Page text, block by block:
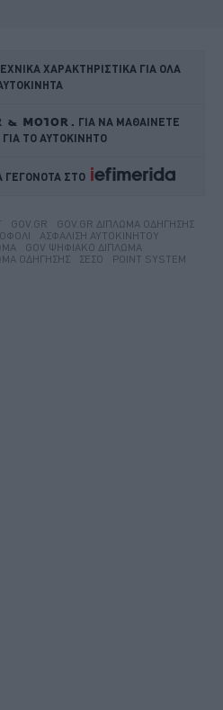
ΧΑΡΑΚΤΗΡΙΣΤΙΚΑ ΓΙΑ ΟΛΑ
ΓΙΑ ΝΑ ΜΑΘΑΙΝΕΤΕ
ΤΟ ΑΥΤΟΚΙΝΗΤΟ
ΓΕΓΟΝΟΤΑ ΣΤΟ
GOV.GR
GOV.GR ΔΊΠΛΩΜΑ ΟΔΉΓΗΣΗΣ
ΑΣΦΆΛΙΣΗ ΑΥΤΟΚΙΝΉΤΟΥ
GOV ΨΗΦΙΑΚΌ ΔΊΠΛΩΜΑ
ΟΔΉΓΗΣΗΣ
ΣΕΣΟ POINT SYSTEM